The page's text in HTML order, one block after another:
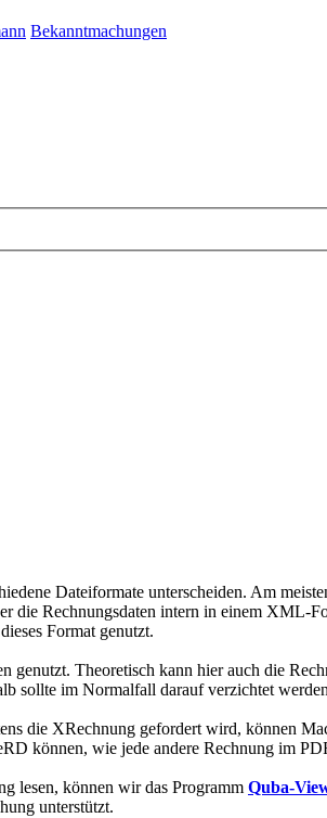
Bekanntmachungen
Dateiformate unterscheiden. Am
Rechnungsdaten intern in einem XML-
Format genutzt.
Theoretisch kann hier auch die
sollte im Normalfall darauf verzichtet
die XRechnung gefordert wird, können
können, wie jede andere Rechnung im
lesen, können wir das Programm Quba-
unterstützt.